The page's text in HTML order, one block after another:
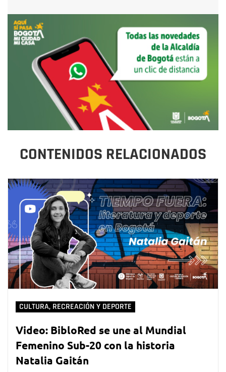
CONTENIDOS RELACIONADOS
CULTURA, RECREACIÓN Y DEPORTE
Video: BibloRed se une al Mundial
Femenino Sub-20 con la historia
Natalia Gaitán